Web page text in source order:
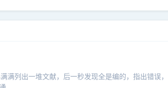
满列出一堆文献，后一秒发现全是编的，指出错误